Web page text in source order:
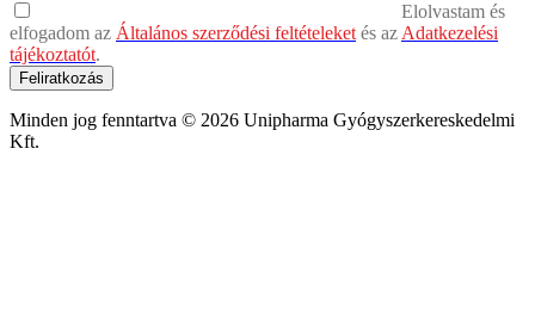
Elolvastam és
elfogadom az Általános szerződési feltételeket és az Adatkezelési
tájékoztatót.
Feliratkozás
Minden jog fenntartva © 2026 Unipharma Gyógyszerkereskedelmi
Kft.